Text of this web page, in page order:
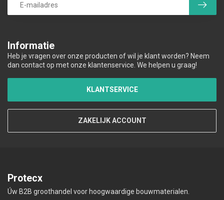
Informatie
Heb je vragen over onze producten of wil je klant worden? Neem
dan contact op met onze klantenservice. We helpen u graag!
KLANTSERVICE
ZAKELIJK ACCOUNT
Protecx
Úw B2B groothandel voor hoogwaardige bouwmaterialen.